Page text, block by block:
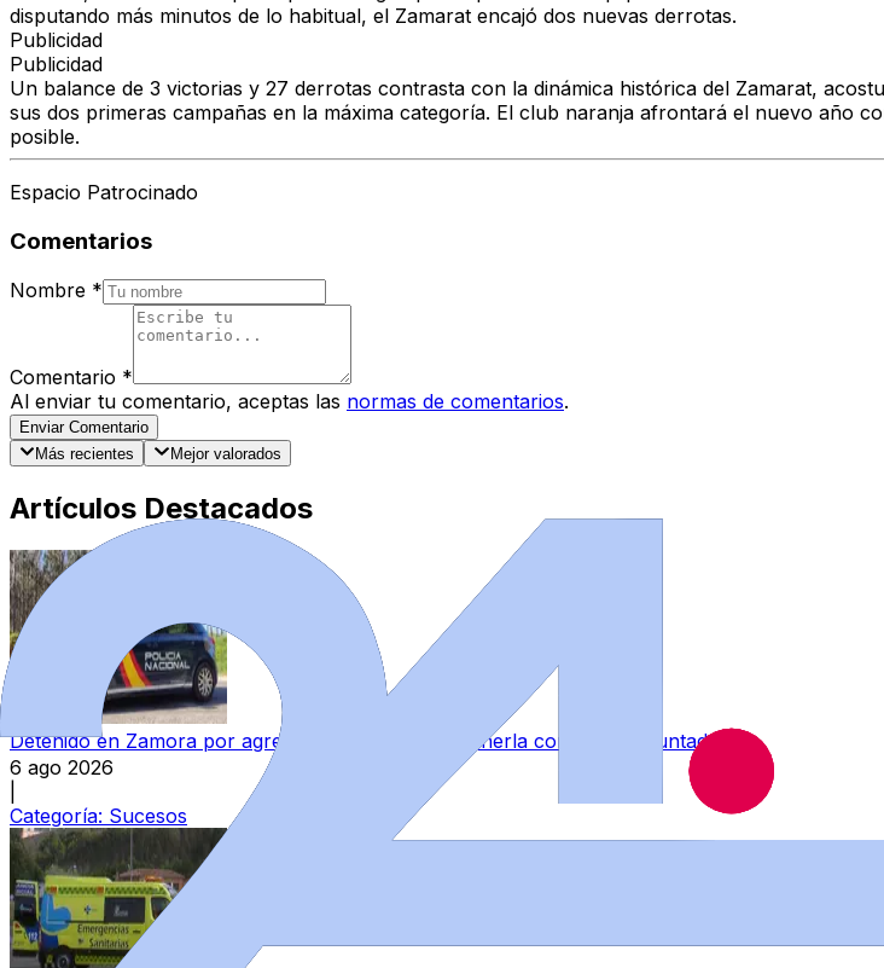
disputando más minutos de lo habitual, el Zamarat encajó dos nuevas derrotas.
Publicidad
Publicidad
Un balance de 3 victorias y 27 derrotas contrasta con la dinámica histórica del Zamarat,
sus dos primeras campañas en la máxima categoría. El club naranja afrontará el nuevo año
posible.
Espacio Patrocinado
Comentarios
Nombre *
Comentario *
Al enviar tu comentario, aceptas las normas de comentarios.
Enviar Comentario
Más recientes
Mejor valorados
Artículos Destacados
Detenido en Zamora por agredir a su pareja y reternerla contra su voluntad
6 ago 2026
Categoría: Sucesos